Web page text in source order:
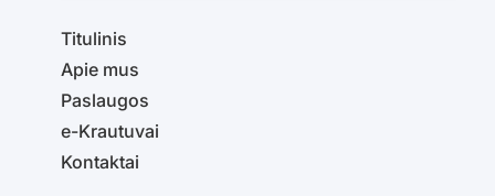
Titulinis
Apie mus
Paslaugos
e-Krautuvai
Kontaktai